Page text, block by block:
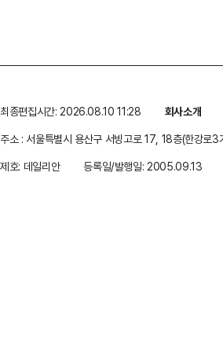
최종편집시간: 2026.08.10 11:28 회사소개
주소 : 서울특별시 용산구 서빙고로 17, 18층(한강로3
제호: 데일리안
등록일/발행일: 2005.09.13